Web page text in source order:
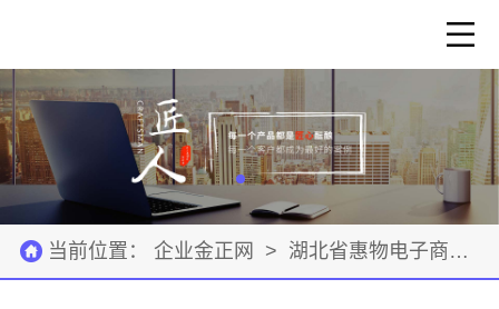
当前位置： 企业金正网 > 湖北省惠物电子商务有限公司